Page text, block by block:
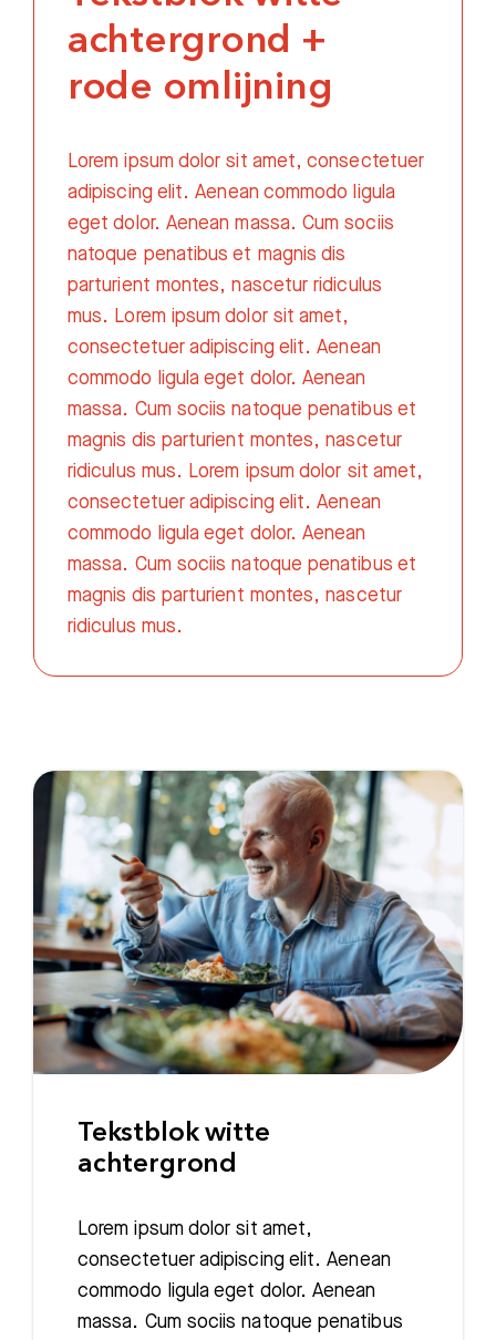
achtergrond +
rode omlijning
Lorem ipsum dolor sit amet, consectetuer
adipiscing elit. Aenean commodo ligula
eget dolor. Aenean massa. Cum sociis
natoque penatibus et magnis dis
parturient montes, nascetur ridiculus
mus. Lorem ipsum dolor sit amet,
consectetuer adipiscing elit. Aenean
commodo ligula eget dolor. Aenean
massa. Cum sociis natoque penatibus et
magnis dis parturient montes, nascetur
ridiculus mus. Lorem ipsum dolor sit amet,
consectetuer adipiscing elit. Aenean
commodo ligula eget dolor. Aenean
massa. Cum sociis natoque penatibus et
magnis dis parturient montes, nascetur
ridiculus mus.
Tekstblok witte
achtergrond
Lorem ipsum dolor sit amet,
consectetuer adipiscing elit. Aenean
commodo ligula eget dolor. Aenean
massa. Cum sociis natoque penatibus